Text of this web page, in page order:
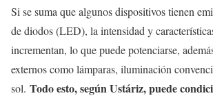
Si se suma que algunos dispositivos tienen
de diodos (LED), la intensidad y
incrementan, lo que puede potenciarse,
externos como lámparas, iluminación
sol. Todo esto, según Ustáriz, puede